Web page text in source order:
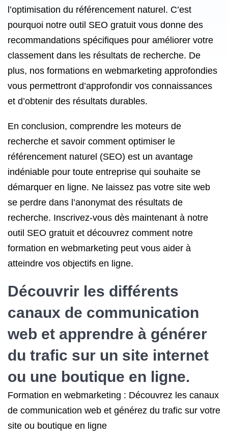
l’optimisation du référencement naturel. C’est
pourquoi notre outil SEO gratuit vous donne des
recommandations spécifiques pour améliorer votre
classement dans les résultats de recherche. De
plus, nos formations en webmarketing approfondies
vous permettront d’approfondir vos connaissances
et d’obtenir des résultats durables.
En conclusion, comprendre les moteurs de
recherche et savoir comment optimiser le
référencement naturel (SEO) est un avantage
indéniable pour toute entreprise qui souhaite se
démarquer en ligne. Ne laissez pas votre site web
se perdre dans l’anonymat des résultats de
recherche. Inscrivez-vous dès maintenant à notre
outil SEO gratuit et découvrez comment notre
formation en webmarketing peut vous aider à
atteindre vos objectifs en ligne.
Découvrir les différents
canaux de communication
web et apprendre à générer
du trafic sur un site internet
ou une boutique en ligne.
Formation en webmarketing : Découvrez les canaux
de communication web et générez du trafic sur votre
site ou boutique en ligne